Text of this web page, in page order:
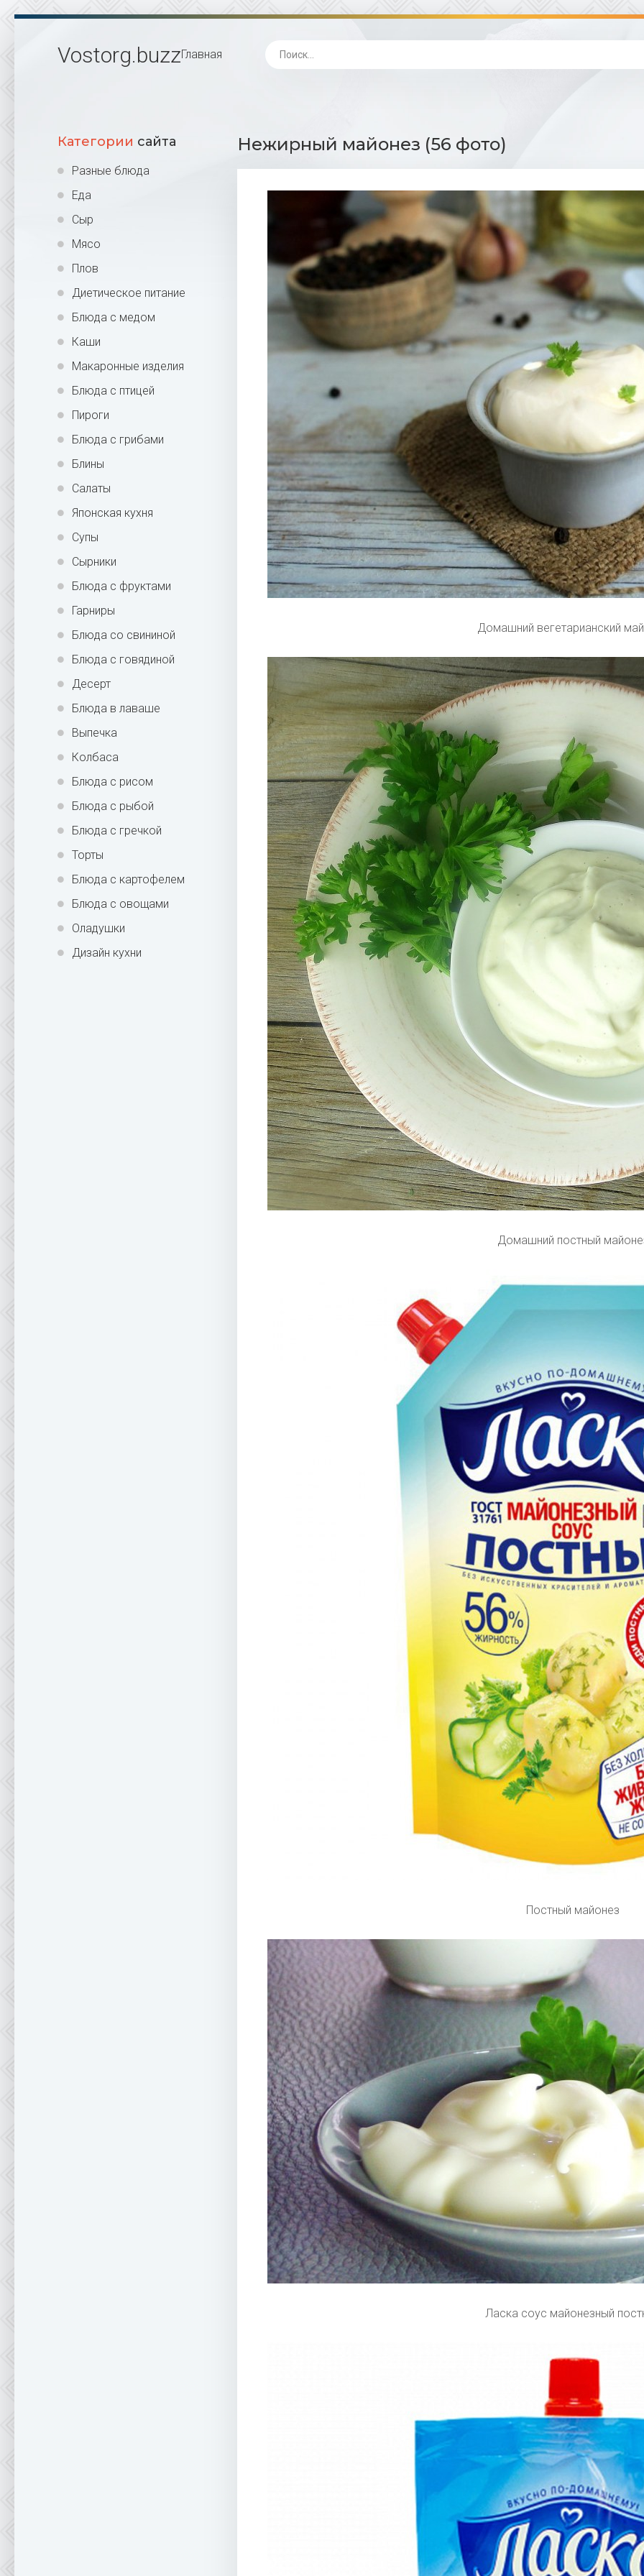
Vostorg.buzzГлавная
Категории сайта
Разные блюда
Еда
Сыр
Мясо
Плов
Диетическое питание
Блюда с медом
Каши
Макаронные изделия
Блюда с птицей
Пироги
Блюда с грибами
Блины
Салаты
Японская кухня
Супы
Сырники
Блюда с фруктами
Гарниры
Блюда со свининой
Блюда с говядиной
Десерт
Блюда в лаваше
Выпечка
Колбаса
Блюда с рисом
Блюда с рыбой
Блюда с гречкой
Торты
Блюда с картофелем
Блюда с овощами
Оладушки
Дизайн кухни
Нежирный майонез (56 фото)
Домашний вегетарианский
Домашний постный
Постный майонез
Ласка соус майонезный